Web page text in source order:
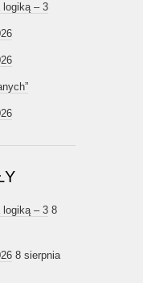
logiką – 3
logiką – 3 8
8 sierpnia